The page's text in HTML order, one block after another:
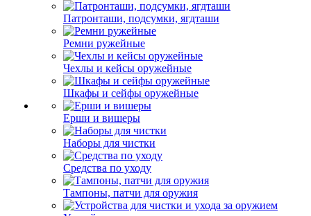
Патронташи, подсумки, ягдташи
Ремни ружейные
Чехлы и кейсы оружейные
Шкафы и сейфы оружейные
Ерши и вишеры
Наборы для чистки
Средства по уходу
Тампоны, патчи для оружия